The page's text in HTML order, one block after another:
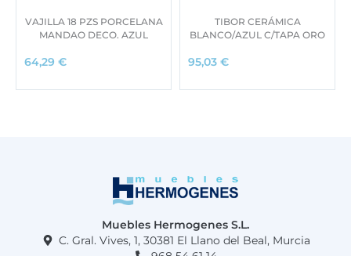
VAJILLA 18 PZS PORCELANA
MANDAO DECO. AZUL
64,29 €
TIBOR CERÁMICA
BLANCO/AZUL C/TAPA ORO
95,03 €
Muebles Hermogenes S.L.
C. Gral. Vives, 1, 30381 El Llano del Beal, Murcia